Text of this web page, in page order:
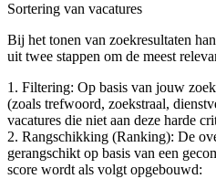
Sortering van vacatures
Bij het tonen van zoekresultaten
uit twee stappen om de meest
1. Filtering: Op basis van jouw
(zoals trefwoord, zoekstraal,
vacatures die niet aan deze harde
2. Rangschikking (Ranking): De
gerangschikt op basis van een
score wordt als volgt opgebouwd: